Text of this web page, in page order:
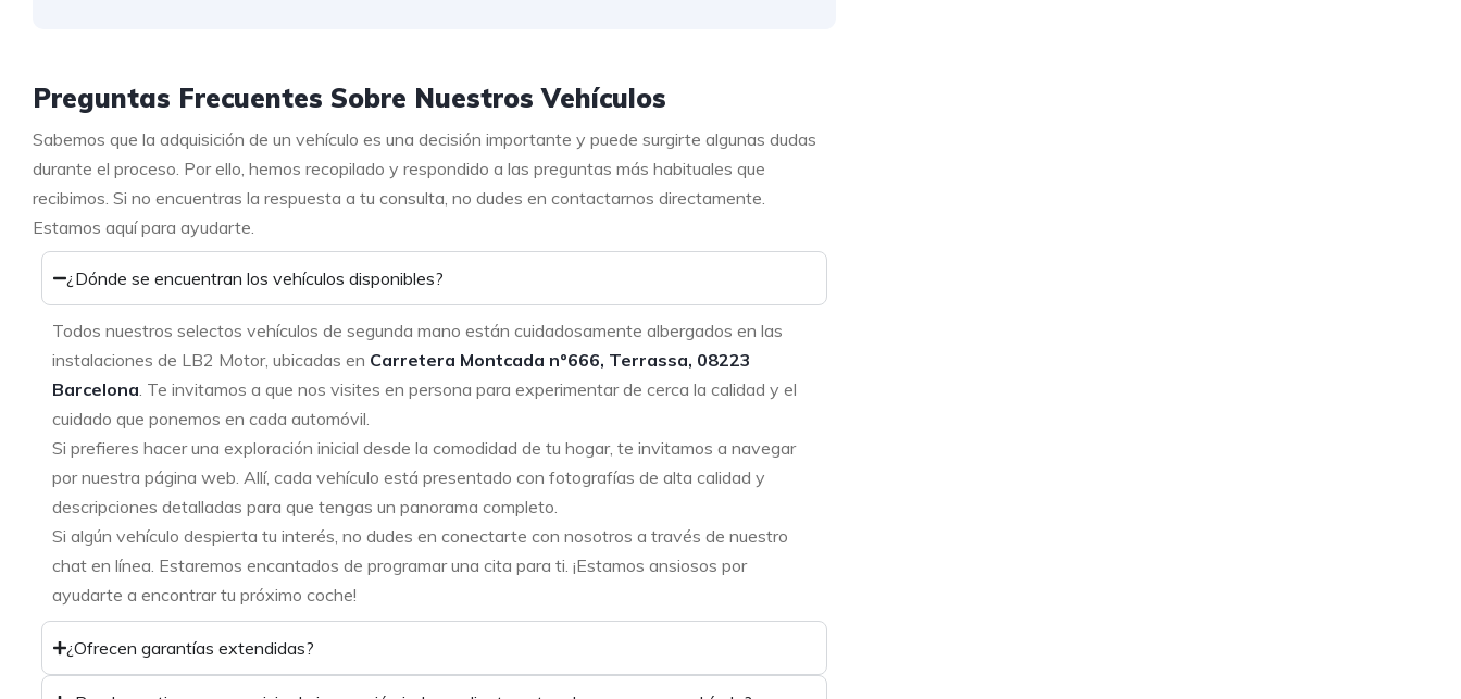
Preguntas Frecuentes Sobre Nuestros Vehículos
Sabemos que la adquisición de un vehículo es una decisión importante y puede surgirte algunas dudas
durante el proceso. Por ello, hemos recopilado y respondido a las preguntas más habituales que
recibimos. Si no encuentras la respuesta a tu consulta, no dudes en contactarnos directamente.
Estamos aquí para ayudarte.
¿Dónde se encuentran los vehículos disponibles?
Todos nuestros selectos vehículos de segunda mano están cuidadosamente albergados en las
instalaciones de LB2 Motor, ubicadas en Carretera Montcada nº666, Terrassa, 08223
Barcelona. Te invitamos a que nos visites en persona para experimentar de cerca la calidad y el
cuidado que ponemos en cada automóvil.
Si prefieres hacer una exploración inicial desde la comodidad de tu hogar, te invitamos a navegar
por nuestra página web. Allí, cada vehículo está presentado con fotografías de alta calidad y
descripciones detalladas para que tengas un panorama completo.
Si algún vehículo despierta tu interés, no dudes en conectarte con nosotros a través de nuestro
chat en línea. Estaremos encantados de programar una cita para ti. ¡Estamos ansiosos por
ayudarte a encontrar tu próximo coche!
¿Ofrecen garantías extendidas?